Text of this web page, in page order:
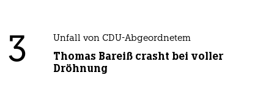
3 Unfall von CDU-Abgeordnetem
Thomas Bareiß crasht bei voller
Dröhnung